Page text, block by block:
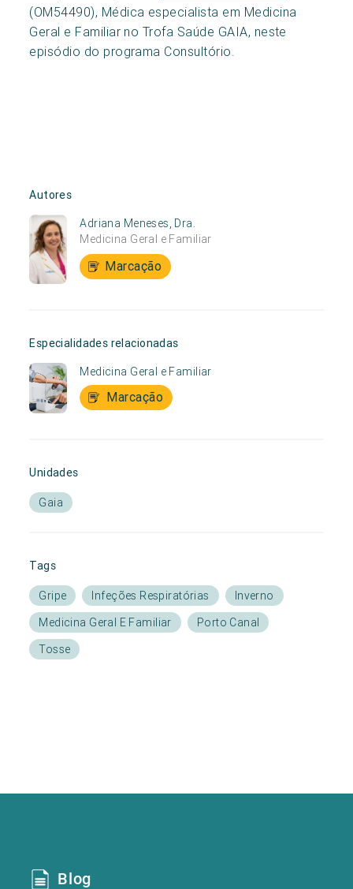
(OM54490), Médica especialista em Medicina
Geral e Familiar no Trofa Saúde GAIA, neste
episódio do programa Consultório.
Autores
Adriana Meneses, Dra.
Medicina Geral e Familiar
Marcação
Especialidades relacionadas
Medicina Geral e Familiar
Marcação
Unidades
Gaia
Tags
Gripe Infeções Respiratórias
Inverno
Medicina Geral E Familiar
Porto Canal
Tosse
Blog